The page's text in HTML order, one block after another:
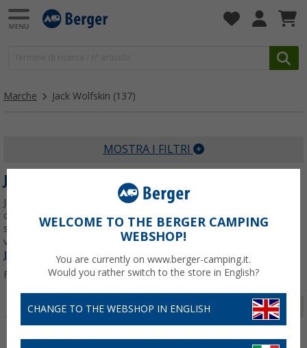
Marche Jack Wolfskin (137)
MOSTRA I FILTRI
JACK WOLFSKIN
Jack Wolfskin è uno dei principali fornitori di abbigliamento,
calzature e attrezzature funzionali per l'outdoor in Europa ed è
stato fondato a Francoforte. Attraverso l'innovazione costante,
viene garantita la massima funzionalità dei
Jack Wolfskin
Filtrare per:
Pagina 1 da 5
WELCOME TO THE BERGER CAMPING
WEBSHOP!
You are currently on www.berger-camping.it.
Would you rather switch to the store in English?
CHANGE TO THE WEBSHOP IN ENGLISH